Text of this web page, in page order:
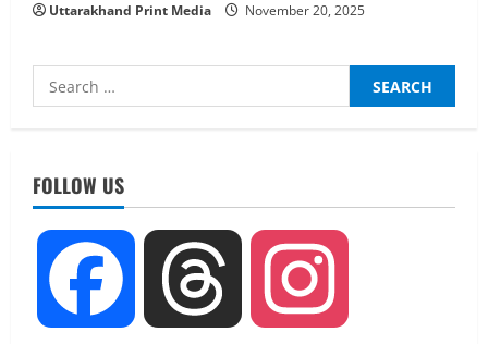
Uttarakhand Print Media November 20, 2025
Search
for:
FOLLOW US
Facebook Threads
August 6, 2026
UTTARAKHAND NEWS
मिस उत्तराखंड 2026 के सब-कॉन्टेस्ट ‘मिस
ब्यूटीफुल आइज़’ एवं ‘मिस ब्यूटीफुल हेयर’ का